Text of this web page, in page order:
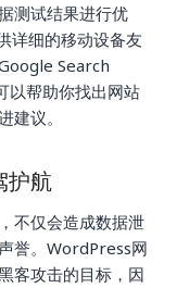
测试结果进行优
详细的移动设备友
Search
以帮助你找出网站
建议。
护航
不仅会造成数据泄
誉。WordPress网
客攻击的目标，因